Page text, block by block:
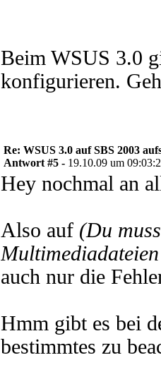
Beim WSUS 3.0
konfigurieren.
Re: WSUS 3.0 auf SBS 2003
Antwort #5 - 19.10.09 um
Hey nochmal an
Also auf (Du
auch nur die
Hmm gibt es bei
bestimmtes zu